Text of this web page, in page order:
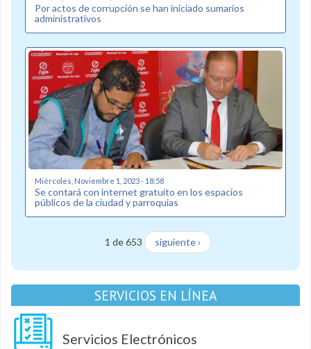
Por actos de corrupción se han iniciado sumarios
administrativos
Miércoles, Noviembre 1, 2023 - 18:58
Se contará con internet gratuito en los espacios
públicos de la ciudad y parroquias
1 de 653 siguiente ›
SERVICIOS EN LÍNEA
Servicios Electrónicos